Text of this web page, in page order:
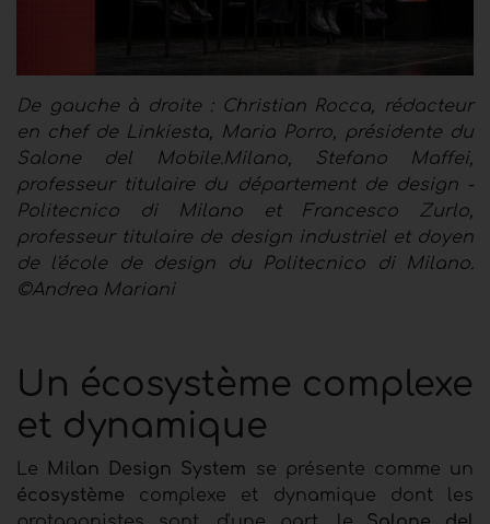
De gauche à droite : Christian Rocca, rédacteur
en chef de Linkiesta, Maria Porro, présidente du
Salone del Mobile.Milano, Stefano Maffei,
professeur titulaire du département de design -
Politecnico di Milano et Francesco Zurlo,
professeur titulaire de design industriel et doyen
de l'école de design du Politecnico di Milano.
©Andrea Mariani
Un écosystème complexe
et dynamique
Le Milan Design System se présente comme un
écosystème complexe et dynamique dont les